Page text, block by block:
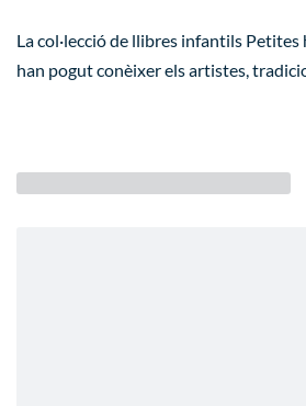
La col·lecció de llibres infantils Petites
han pogut conèixer els artistes,